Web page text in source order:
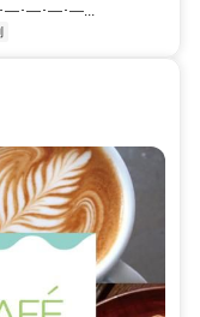
･―･―･―･―...